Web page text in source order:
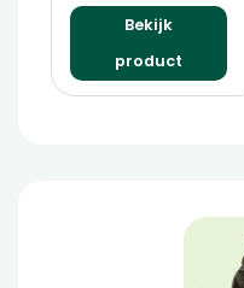
Bekijk
product